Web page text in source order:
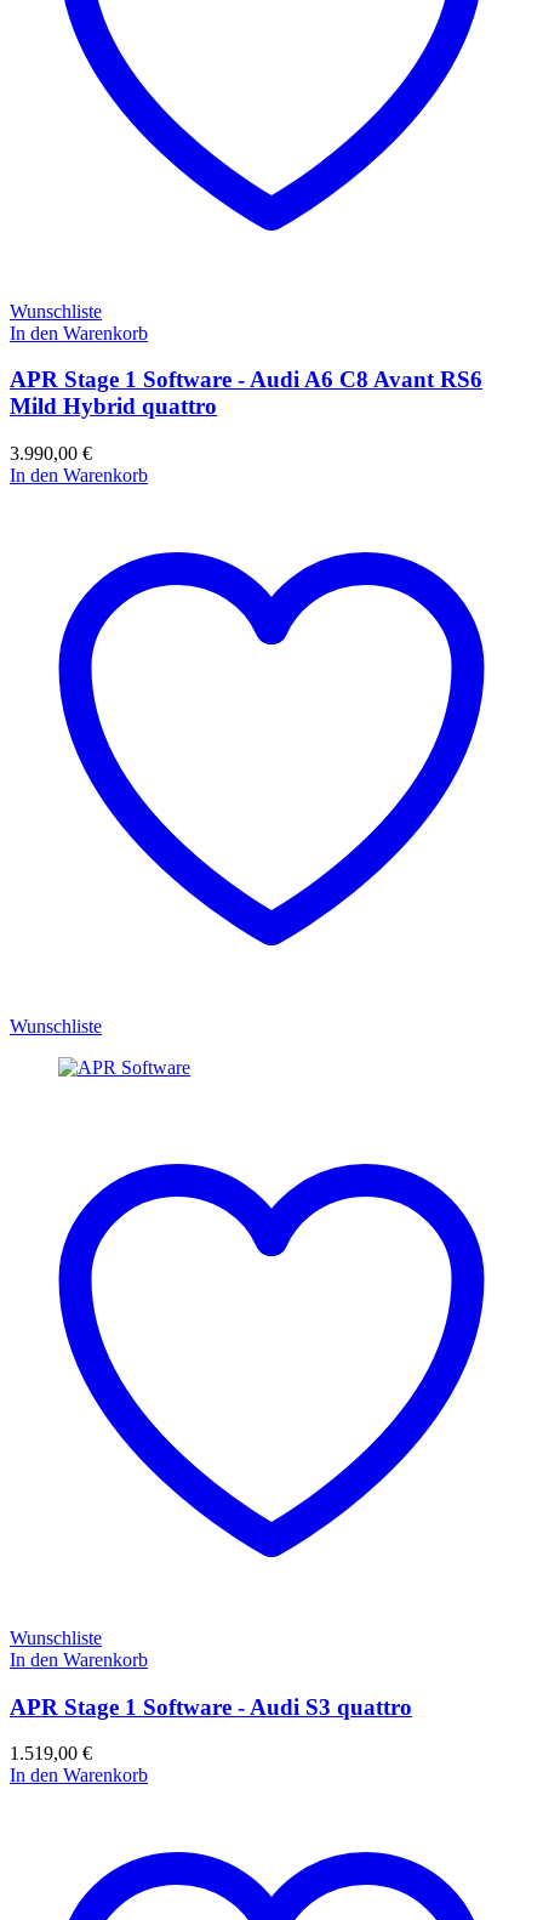
Wunschliste
In den Warenkorb
APR Stage 1 Software - Audi A6 C8 Avant RS6
Mild Hybrid quattro
3.990,00 €
In den Warenkorb
Wunschliste
Wunschliste
In den Warenkorb
APR Stage 1 Software - Audi S3 quattro
1.519,00 €
In den Warenkorb